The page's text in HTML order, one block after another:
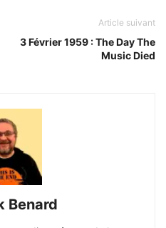
Article suivant
3 Février 1959 : The Day The
Music Died
Benard